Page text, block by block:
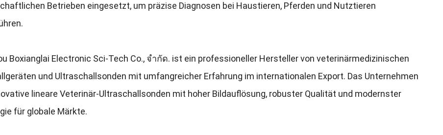
Betrieben eingesetzt, um präzise Diagnosen bei Haustieren, Pferden und Nutztieren
.
Boxianglai Electronic Sci-Tech Co., จํากัด. ist ein professioneller Hersteller von veterinärmedizinischen
und Ultraschallsonden mit umfangreicher Erfahrung im internationalen Export. Das Unternehmen
lineare Veterinär-Ultraschallsonden mit hoher Bildauflösung, robuster Qualität und modernster
für globale Märkte.